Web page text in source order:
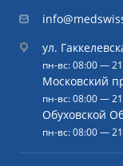
ул.
пн-вс: 08:00 —
Московский
пн-вс: 08:00 —
Обуховской
пн-вс: 08:00 —